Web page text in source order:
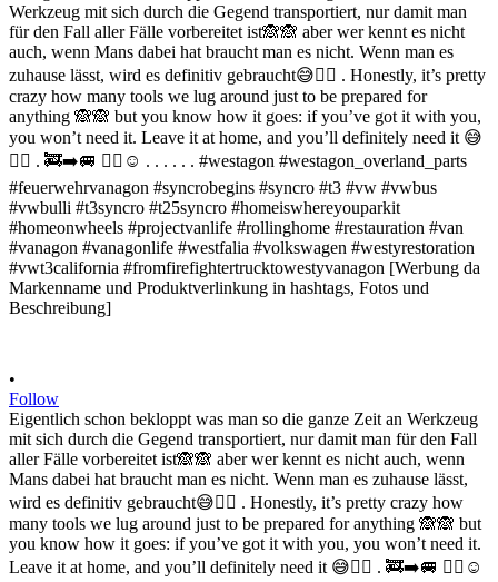
•
Follow
Eigentlich schon bekloppt was man so die ganze Zeit an Werkzeug
mit sich durch die Gegend transportiert, nur damit man für den Fall
aller Fälle vorbereitet ist🙈🙈 aber wer kennt es nicht auch, wenn
Mans dabei hat braucht man es nicht. Wenn man es zuhause lässt,
wird es definitiv gebraucht😅✌🏻 . Honestly, it’s pretty crazy how
many tools we lug around just to be prepared for anything 🙈🙈 but
you know how it goes: if you’ve got it with you, you won’t need it.
Leave it at home, and you’ll definitely need it 😅✌🏻 . 🚒➡️🚐 ✌🏻☺️